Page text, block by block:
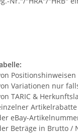
Variationen nur
TARIC &
eBay-
Beträge in Brutto /